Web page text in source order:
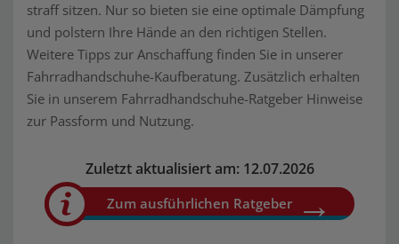
straff sitzen. Nur so bieten sie eine optimale Dämpfung
und polstern Ihre Hände an den richtigen Stellen.
Weitere Tipps zur Anschaffung finden Sie in unserer
Fahrradhandschuhe-Kaufberatung. Zusätzlich erhalten
Sie in unserem Fahrradhandschuhe-Ratgeber Hinweise
zur Passform und Nutzung.
Zuletzt aktualisiert am: 12.07.2026
Zum ausführlichen Ratgeber